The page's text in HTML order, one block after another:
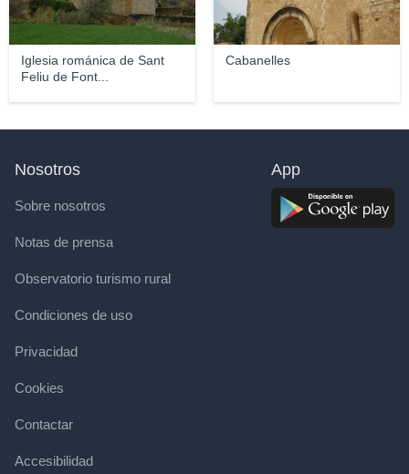
Iglesia románica de Sant
Feliu de Font...
Cabanelles
Nosotros
Sobre nosotros
Notas de prensa
Observatorio turismo rural
Condiciones de uso
Privacidad
Cookies
Contactar
Accesibilidad
App